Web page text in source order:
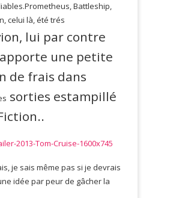
Battleship,
celui là, été trés
lui par contre
une petite
de frais dans
sorties estampillé
je sais même pas si je devrais
idée par peur de gâcher la